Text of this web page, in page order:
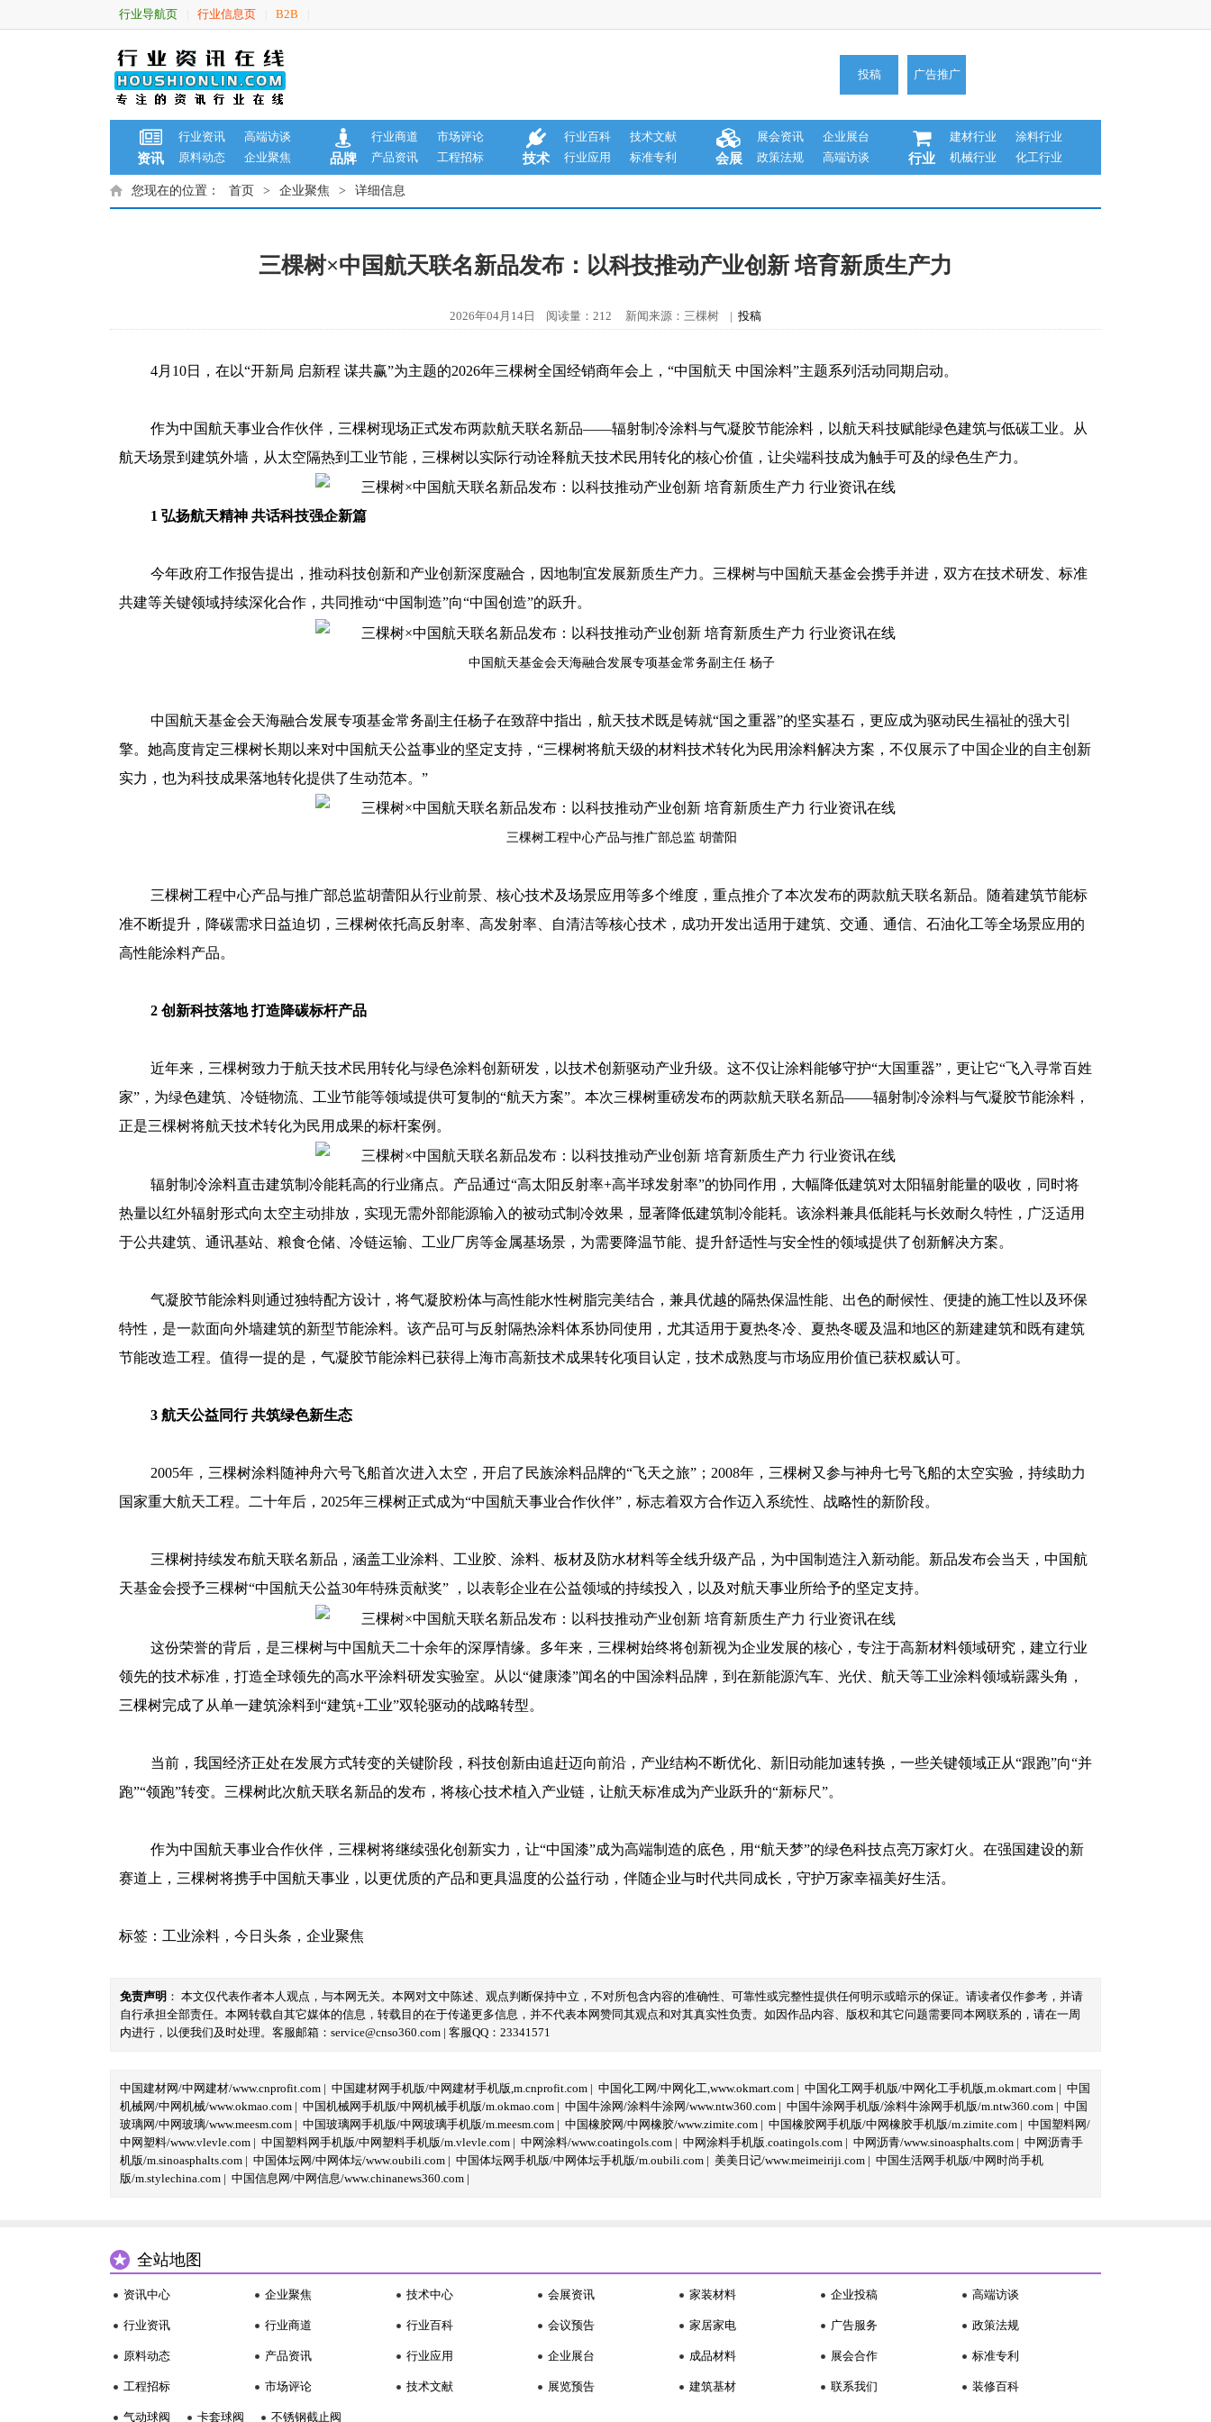
行业导航页 行业信息页 B2B
投稿 广告推广
资讯
行业资讯
高端访谈
原料动态
企业聚焦 品牌
行业商道
市场评论
产品资讯
工程招标 技术
行业百科
技术文献
行业应用
标准专利 会展
展会资讯
企业展台
政策法规
高端访谈 行业
建材行业
涂料行业
机械行业
化工行业
您现在的位置： 首页 > 企业聚焦 > 详细信息
三棵树×中国航天联名新品发布：以科技推动产业创新 培育新质生产力
2026年04月14日 阅读量：212 新闻来源：三棵树 | 投稿
4月10日，在以“开新局 启新程 谋共赢”为主题的2026年三棵树全国经销商年会上，“中国航天 中国涂料”主题系列活动同期启动。
作为中国航天事业合作伙伴，三棵树现场正式发布两款航天联名新品——辐射制冷涂料与气凝胶节能涂料，以航天科技赋能绿色建筑与低碳工业。从
航天场景到建筑外墙，从太空隔热到工业节能，三棵树以实际行动诠释航天技术民用转化的核心价值，让尖端科技成为触手可及的绿色生产力。
1 弘扬航天精神 共话科技强企新篇
今年政府工作报告提出，推动科技创新和产业创新深度融合，因地制宜发展新质生产力。三棵树与中国航天基金会携手并进，双方在技术研发、标准
共建等关键领域持续深化合作，共同推动“中国制造”向“中国创造”的跃升。
中国航天基金会天海融合发展专项基金常务副主任 杨子
中国航天基金会天海融合发展专项基金常务副主任杨子在致辞中指出，航天技术既是铸就“国之重器”的坚实基石，更应成为驱动民生福祉的强大引
擎。她高度肯定三棵树长期以来对中国航天公益事业的坚定支持，“三棵树将航天级的材料技术转化为民用涂料解决方案，不仅展示了中国企业的自主创新
实力，也为科技成果落地转化提供了生动范本。”
三棵树工程中心产品与推广部总监 胡蕾阳
三棵树工程中心产品与推广部总监胡蕾阳从行业前景、核心技术及场景应用等多个维度，重点推介了本次发布的两款航天联名新品。随着建筑节能标
准不断提升，降碳需求日益迫切，三棵树依托高反射率、高发射率、自清洁等核心技术，成功开发出适用于建筑、交通、通信、石油化工等全场景应用的
高性能涂料产品。
2 创新科技落地 打造降碳标杆产品
近年来，三棵树致力于航天技术民用转化与绿色涂料创新研发，以技术创新驱动产业升级。这不仅让涂料能够守护“大国重器”，更让它“飞入寻常百姓
家”，为绿色建筑、冷链物流、工业节能等领域提供可复制的“航天方案”。本次三棵树重磅发布的两款航天联名新品——辐射制冷涂料与气凝胶节能涂料，
正是三棵树将航天技术转化为民用成果的标杆案例。
辐射制冷涂料直击建筑制冷能耗高的行业痛点。产品通过“高太阳反射率+高半球发射率”的协同作用，大幅降低建筑对太阳辐射能量的吸收，同时将
热量以红外辐射形式向太空主动排放，实现无需外部能源输入的被动式制冷效果，显著降低建筑制冷能耗。该涂料兼具低能耗与长效耐久特性，广泛适用
于公共建筑、通讯基站、粮食仓储、冷链运输、工业厂房等金属基场景，为需要降温节能、提升舒适性与安全性的领域提供了创新解决方案。
气凝胶节能涂料则通过独特配方设计，将气凝胶粉体与高性能水性树脂完美结合，兼具优越的隔热保温性能、出色的耐候性、便捷的施工性以及环保
特性，是一款面向外墙建筑的新型节能涂料。该产品可与反射隔热涂料体系协同使用，尤其适用于夏热冬冷、夏热冬暖及温和地区的新建建筑和既有建筑
节能改造工程。值得一提的是，气凝胶节能涂料已获得上海市高新技术成果转化项目认定，技术成熟度与市场应用价值已获权威认可。
3 航天公益同行 共筑绿色新生态
2005年，三棵树涂料随神舟六号飞船首次进入太空，开启了民族涂料品牌的“飞天之旅”；2008年，三棵树又参与神舟七号飞船的太空实验，持续助力
国家重大航天工程。二十年后，2025年三棵树正式成为“中国航天事业合作伙伴”，标志着双方合作迈入系统性、战略性的新阶段。
三棵树持续发布航天联名新品，涵盖工业涂料、工业胶、涂料、板材及防水材料等全线升级产品，为中国制造注入新动能。新品发布会当天，中国航
天基金会授予三棵树“中国航天公益30年特殊贡献奖” ，以表彰企业在公益领域的持续投入，以及对航天事业所给予的坚定支持。
这份荣誉的背后，是三棵树与中国航天二十余年的深厚情缘。多年来，三棵树始终将创新视为企业发展的核心，专注于高新材料领域研究，建立行业
领先的技术标准，打造全球领先的高水平涂料研发实验室。从以“健康漆”闻名的中国涂料品牌，到在新能源汽车、光伏、航天等工业涂料领域崭露头角，
三棵树完成了从单一建筑涂料到“建筑+工业”双轮驱动的战略转型。
当前，我国经济正处在发展方式转变的关键阶段，科技创新由追赶迈向前沿，产业结构不断优化、新旧动能加速转换，一些关键领域正从“跟跑”向“并
跑”“领跑”转变。三棵树此次航天联名新品的发布，将核心技术植入产业链，让航天标准成为产业跃升的“新标尺”。
作为中国航天事业合作伙伴，三棵树将继续强化创新实力，让“中国漆”成为高端制造的底色，用“航天梦”的绿色科技点亮万家灯火。在强国建设的新
赛道上，三棵树将携手中国航天事业，以更优质的产品和更具温度的公益行动，伴随企业与时代共同成长，守护万家幸福美好生活。
标签： 工业涂料 ， 今日头条 ， 企业聚焦
免责声明 ： 本文仅代表作者本人观点，与本网无关。本网对文中陈述、观点判断保持中立，不对所包含内容的准确性、可靠性或完整性提供任何明示或暗示的保证。请读者仅作参考，并请
自行承担全部责任。本网转载自其它媒体的信息，转载目的在于传递更多信息，并不代表本网赞同其观点和对其真实性负责。如因作品内容、版权和其它问题需要同本网联系的，请在一周
内进行，以便我们及时处理。客服邮箱：service@cnso360.com | 客服QQ：23341571
中国建材网/中网建材/www.cnprofit.com | 中国建材网手机版/中网建材手机版,m.cnprofit.com | 中国化工网/中网化工,www.okmart.com | 中国化工网手机版/中网化工手机版,m.okmart.com | 中国
机械网/中网机械/www.okmao.com | 中国机械网手机版/中网机械手机版/m.okmao.com | 中国牛涂网/涂料牛涂网/www.ntw360.com | 中国牛涂网手机版/涂料牛涂网手机版/m.ntw360.com | 中国
玻璃网/中网玻璃/www.meesm.com | 中国玻璃网手机版/中网玻璃手机版/m.meesm.com | 中国橡胶网/中网橡胶/www.zimite.com | 中国橡胶网手机版/中网橡胶手机版/m.zimite.com | 中国塑料网/
中网塑料/www.vlevle.com | 中国塑料网手机版/中网塑料手机版/m.vlevle.com | 中网涂料/www.coatingols.com | 中网涂料手机版.coatingols.com | 中网沥青/www.sinoasphalts.com | 中网沥青手
机版/m.sinoasphalts.com | 中国体坛网/中网体坛/www.oubili.com | 中国体坛网手机版/中网体坛手机版/m.oubili.com | 美美日记/www.meimeiriji.com | 中国生活网手机版/中网时尚手机
版/m.stylechina.com | 中国信息网/中网信息/www.chinanews360.com |
全站地图
资讯中心
行业资讯
原料动态
工程招标
企业聚焦
行业商道
产品资讯
市场评论
技术中心
行业百科
行业应用
技术文献
会展资讯
会议预告
企业展台
展览预告
家装材料
家居家电
成品材料
建筑基材
企业投稿
广告服务
展会合作
联系我们
高端访谈
政策法规
标准专利
装修百科
气动球阀 卡套球阀 不锈钢截止阀